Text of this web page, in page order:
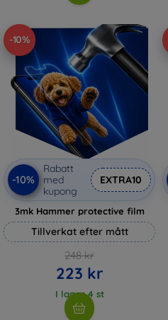
-10%
-10%
Rabatt
med
kupong
EXTRA10
3mk Hammer protective film
Tillverkat efter mått
248 kr
223 kr
I lager 4 st